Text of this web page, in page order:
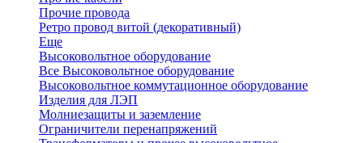
Прочие провода
Ретро провод витой (декоративный)
Еще
Высоковольтное оборудование
Все Высоковольтное оборудование
Высоковольтное коммутационное оборудование
Изделия для ЛЭП
Молниезащиты и заземление
Ограничители перенапряжений